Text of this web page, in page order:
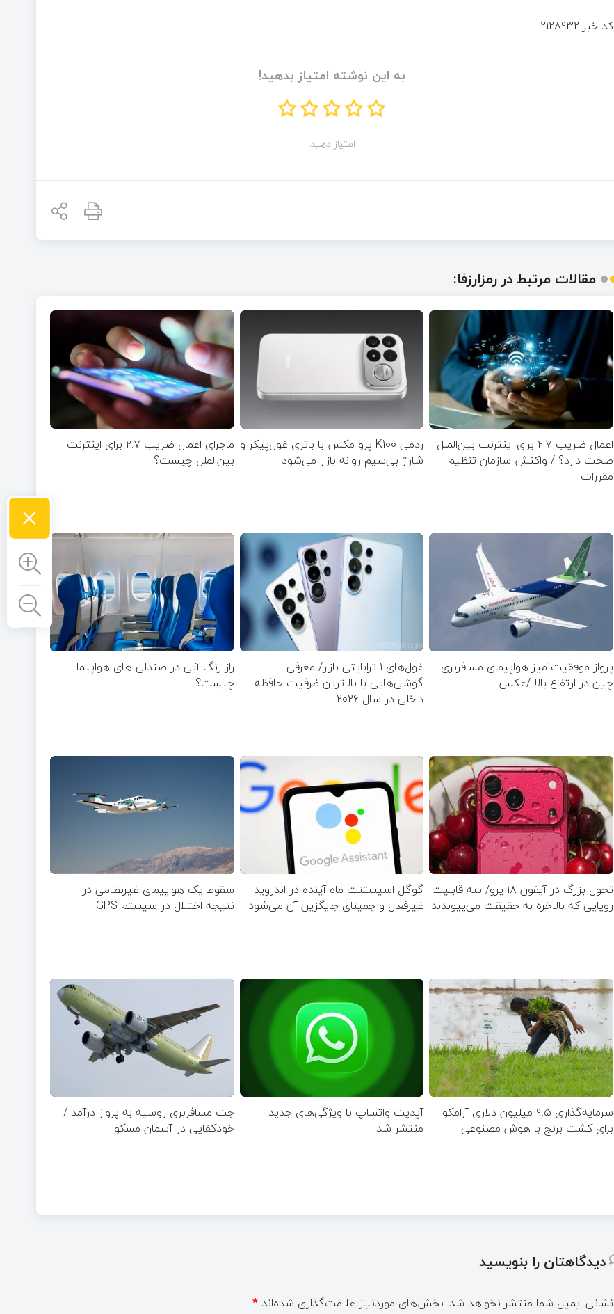
کد خبر 2128932
به این نوشته امتیاز بدهید!
امتیاز دهید!
مقالات مرتبط در رمزارزفا:
اعمال ضریب ۲.۷ برای اینترنت بین‌الملل
صحت دارد؟ / واکنش سازمان تنظیم
مقررات
ردمی K100 پرو مکس با باتری غول‌پیکر و
شارژ بی‌سیم روانه بازار می‌شود
ماجرای اعمال ضریب ۲.۷ برای اینترنت
بین‌الملل چیست؟
پرواز موفقیت‌آمیز هواپیمای مسافربری
چین در ارتفاع بالا /عکس
غول‌های ۱ ترابایتی بازار/ معرفی
گوشی‌هایی با بالاترین ظرفیت حافظه
داخلی در سال ۲۰۲۶
راز رنگ آبی در صندلی های هواپیما
چیست؟
تحول بزرگ در آیفون ۱۸ پرو/ سه قابلیت
رویایی که بالاخره به حقیقت می‌پیوندند
گوگل اسیستنت ماه آینده در اندروید
غیرفعال و جمینای جایگزین آن می‌شود
سقوط یک هواپیمای غیرنظامی در
نتیجه اختلال در سیستم‌ GPS
سرمایه‌گذاری ۹.۵ میلیون دلاری آرامکو
برای کشت برنج با هوش مصنوعی
آپدیت‌ واتساپ با ویژگی‌های جدید
منتشر شد
جت مسافربری روسیه به پرواز درآمد /
خودکفایی در آسمان مسکو
دیدگاهتان را بنویسید
نشانی ایمیل شما منتشر نخواهد شد. بخش‌های موردنیاز علامت‌گذاری شده‌اند *
×